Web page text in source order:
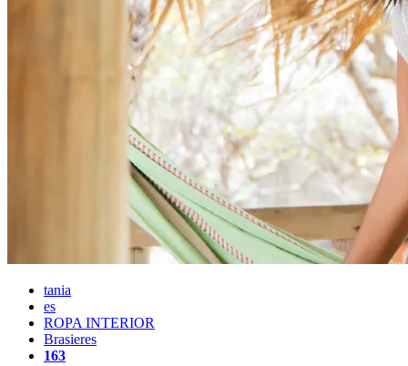
tania
es
ROPA INTERIOR
Brasieres
163